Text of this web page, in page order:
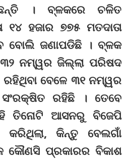
। ବ୍ଳକରେ ଚଳିତ
୧୪ ହଜାର ୭୭୫ ମତଦାତା
ବୋଲି ଜଣାପଡିଛି । ବ୍ଳକ
ନମ୍ୱର ଜିଲ୍ଲା ପରିଷଦ
ବେଳେ ୩୧ ନମ୍ୱର
ରହିଛି । ତେବେ
ତିନୋଟି ଆସନରୁ ବିଜେପି
କରିଥିଲା, କିନ୍ତୁ ବେଲଗାଁ
କୌଣସି ପ୍ରକାରର ବିକାଶ